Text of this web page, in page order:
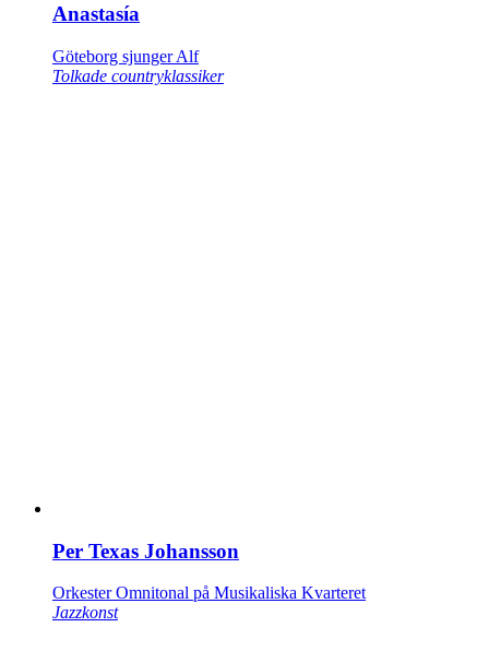
Anastasía
Göteborg sjunger Alf
Tolkade countryklassiker
Per Texas Johansson
Orkester Omnitonal på Musikaliska Kvarteret
Jazzkonst